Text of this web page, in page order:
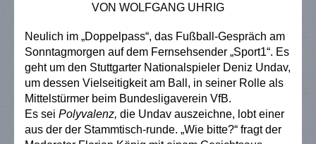
VON WOLFGANG UHRIG
Neulich im „Doppelpass“, das Fußball-Gespräch am
Sonntagmorgen auf dem Fernsehsender „Sport1“. Es
geht um den Stuttgarter Nationalspieler Deniz Undav,
um dessen Vielseitigkeit am Ball, in seiner Rolle als
Mittelstürmer beim Bundesligaverein VfB.
Es sei Polyvalenz, die Undav auszeichne, lobt einer
aus der der Stammtisch-runde. „Wie bitte?“ fragt der